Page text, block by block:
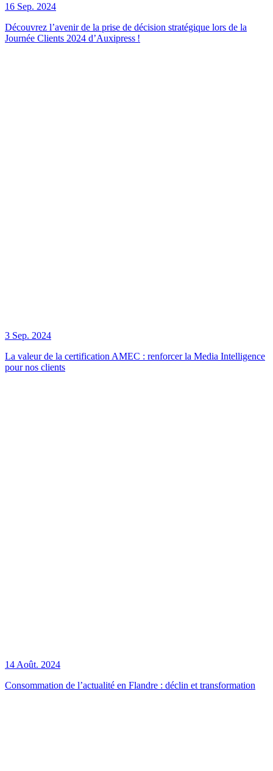
16 Sep. 2024
Découvrez l’avenir de la prise de décision stratégique lors de la
Journée Clients 2024 d’Auxipress !
3 Sep. 2024
La valeur de la certification AMEC : renforcer la Media Intelligence
pour nos clients
14 Août. 2024
Consommation de l’actualité en Flandre : déclin et transformation